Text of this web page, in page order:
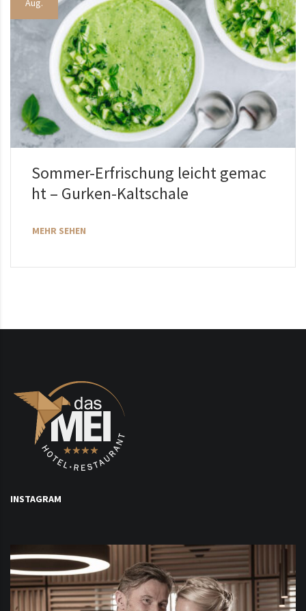
Aug.
Sommer-Erfrischung leicht gemac
ht – Gurken-Kaltschale
MEHR SEHEN
INSTAGRAM